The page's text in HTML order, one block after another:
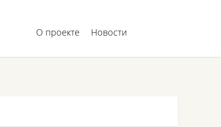
О проекте Новости